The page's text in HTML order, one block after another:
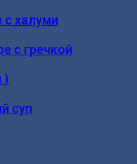
халуми
с гречкой
)
суп